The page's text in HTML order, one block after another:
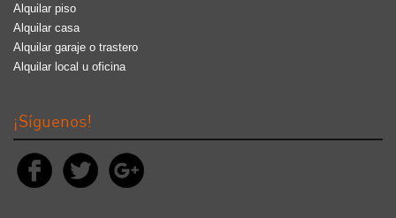
Alquilar piso
Alquilar casa
Alquilar garaje o trastero
Alquilar local u oficina
¡Síguenos!